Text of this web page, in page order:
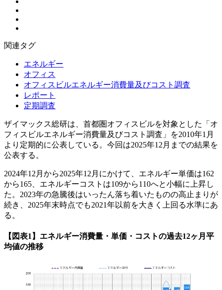
関連タグ
エネルギー
オフィス
オフィスビルエネルギー消費量及びコスト調査
レポート
定期調査
ザイマックス総研は、首都圏オフィスビルを対象とした「オ
フィスビルエネルギー消費量及びコスト調査」を2010年1月
より定期的に公表している。今回は2025年12月までの結果を
公表する。
2024年12月から2025年12月にかけて、エネルギー単価は162
から165、エネルギーコストは109から110へと小幅に上昇し
た。2023年の急騰後はいったん落ち着いたものの高止まりが
続き、2025年末時点でも2021年以前を大きく上回る水準にあ
る。
【図表1】エネルギー消費量・単価・コストの過去12ヶ月平
均値の推移